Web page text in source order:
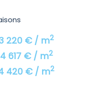
220 € / m2
4 617 € / m2
420 € / m2